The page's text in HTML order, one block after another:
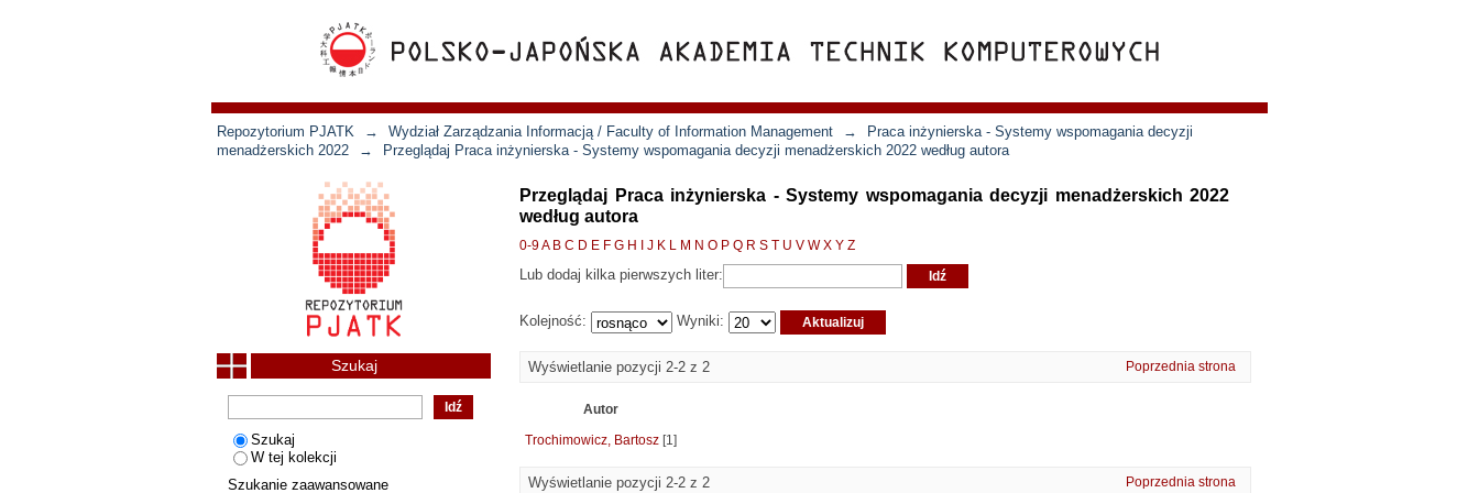
Repozytorium PJATK → Wydział Zarządzania Informacją / Faculty of Information Management →
Praca inżynierska - Systemy wspomagania decyzji
menadżerskich 2022
→ Przeglądaj Praca inżynierska - Systemy wspomagania decyzji menadżerskich 2022 według autora
Przeglądaj Praca inżynierska - Systemy wspomagania decyzji menadżerskich 2022
według autora
0-9A B C D E F G H J K L M N O P Q R S T U V W X Y Z
Lub dodaj kilka pierwszych liter:
Kolejność: Wyniki:
Wyświetlanie pozycji 2-2 z 2 Poprzednia strona
Autor
Trochimowicz, Bartosz [1]
Wyświetlanie pozycji 2-2 z 2 Poprzednia strona
Szukaj
Szukaj
W tej kolekcji
Szukanie zaawansowane